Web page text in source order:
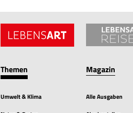
Themen
Umwelt & Klima
Magazin
Alle Ausgaben